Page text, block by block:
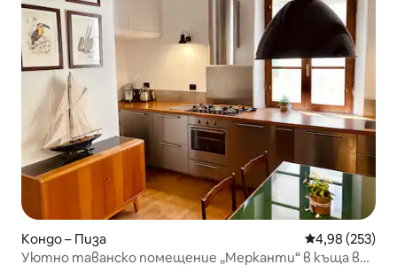
Кондо – Пиза Средна
4,98 (253)
Уютно таванско помещение „Мерканти“ в къща в